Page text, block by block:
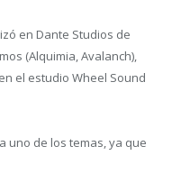
en Dante Studios de
(Alquimia, Avalanch),
el estudio Wheel Sound
uno de los temas, ya que